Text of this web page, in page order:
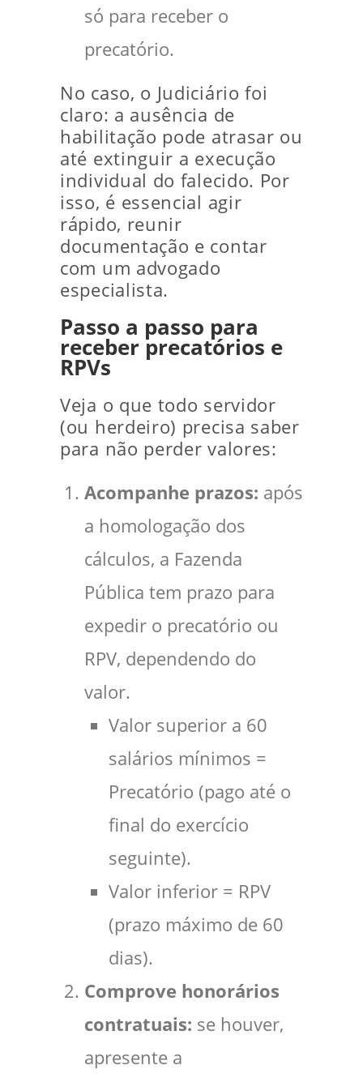
só para receber o
precatório.
No caso, o Judiciário foi
claro: a ausência de
habilitação pode atrasar ou
até extinguir a execução
individual do falecido. Por
isso, é essencial agir
rápido, reunir
documentação e contar
com um advogado
especialista.
Passo a passo para
receber precatórios e
RPVs
Veja o que todo servidor
(ou herdeiro) precisa saber
para não perder valores:
Acompanhe prazos: após
a homologação dos
cálculos, a Fazenda
Pública tem prazo para
expedir o precatório ou
RPV, dependendo do
valor.
Valor superior a 60
salários mínimos =
Precatório (pago até o
final do exercício
seguinte).
Valor inferior = RPV
(prazo máximo de 60
dias).
Comprove honorários
contratuais: se houver,
apresente a